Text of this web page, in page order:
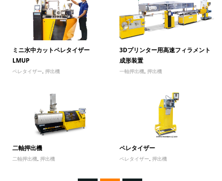
ミニ水中カットペレタイザー
LMUP
ペレタイザー 押出機
3Dプリンター用高速フィラメント
成形装置
一軸押出機 ,押出機
二軸押出機
二軸押出機, 押出機
ペレタイザー
ペレタイザー,押出機